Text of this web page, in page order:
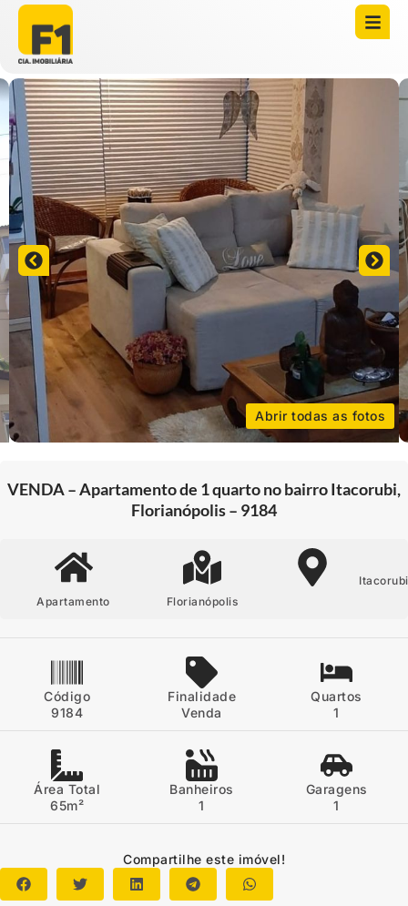
Abrir todas as fotos
VENDA – Apartamento de 1 quarto no bairro Itacorubi,
Florianópolis – 9184
Apartamento Florianópolis
Itacorubi
Código
9184
Finalidade
Venda
Quartos
1
Área Total
65m²
Banheiros
1
Garagens
1
Compartilhe este imóvel!